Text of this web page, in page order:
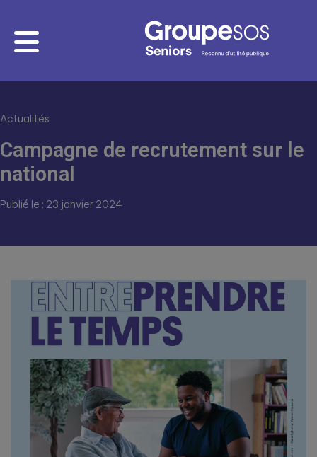
Actualités
Campagne de recrutement sur le
national
Publié le : 23 janvier 2024